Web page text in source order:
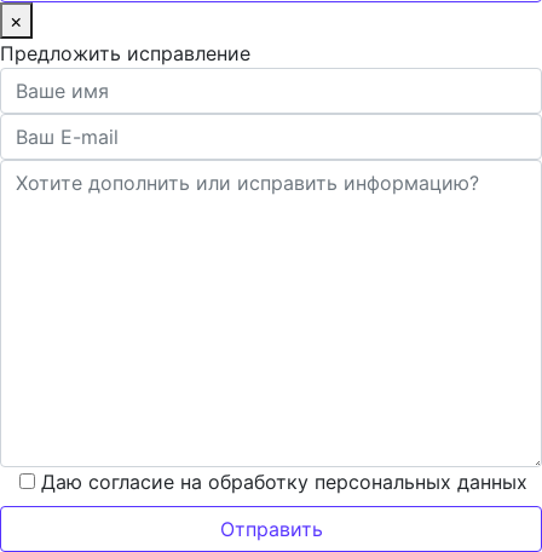
×
Предложить исправление
Даю согласие на обработку персональных данных